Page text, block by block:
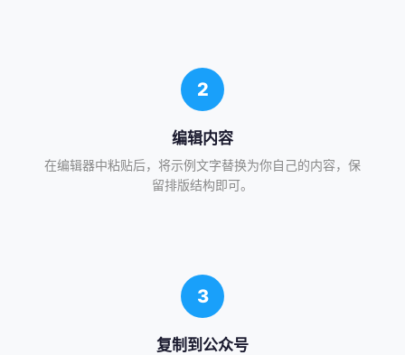
2
编辑内容
在编辑器中粘贴后，将示例文字替换为你自己的内容，保
留排版结构即可。
3
复制到公众号